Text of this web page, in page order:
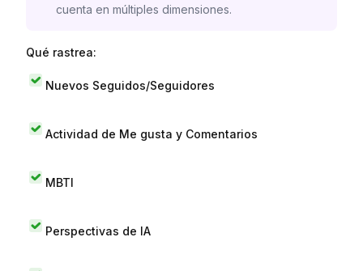
cuenta en múltiples dimensiones.
Qué rastrea:
Nuevos Seguidos/Seguidores
Actividad de Me gusta y Comentarios
MBTI
Perspectivas de IA